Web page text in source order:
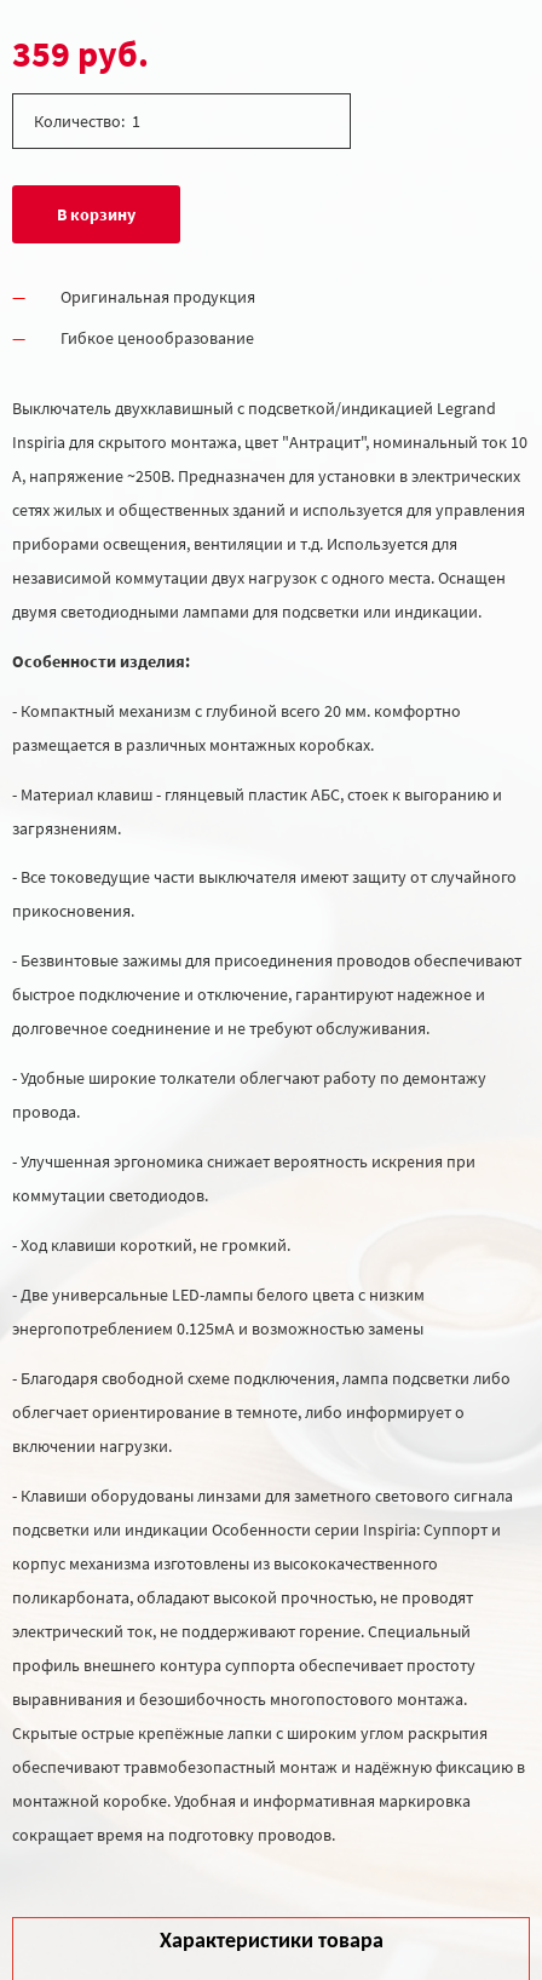
359 руб.
Количество:
В корзину
Оригинальная продукция
Гибкое ценообразование
Выключатель двухклавишный с подсветкой/индикацией Legrand
Inspiria для скрытого монтажа, цвет "Антрацит", номинальный ток 10
А, напряжение ~250В. Предназначен для установки в электрических
сетях жилых и общественных зданий и используется для управления
приборами освещения, вентиляции и т.д. Используется для
независимой коммутации двух нагрузок с одного места. Оснащен
двумя светодиодными лампами для подсветки или индикации.
Особенности изделия:
- Компактный механизм с глубиной всего 20 мм. комфортно
размещается в различных монтажных коробках.
- Материал клавиш - глянцевый пластик АБС, стоек к выгоранию и
загрязнениям.
- Все токоведущие части выключателя имеют защиту от случайного
прикосновения.
- Безвинтовые зажимы для присоединения проводов обеспечивают
быстрое подключение и отключение, гарантируют надежное и
долговечное соеднинение и не требуют обслуживания.
- Удобные широкие толкатели облегчают работу по демонтажу
провода.
- Улучшенная эргономика снижает вероятность искрения при
коммутации светодиодов.
- Ход клавиши короткий, не громкий.
- Две универсальные LED-лампы белого цвета с низким
энергопотреблением 0.125мА и возможностью замены
- Благодаря свободной схеме подключения, лампа подсветки либо
облегчает ориентирование в темноте, либо информирует о
включении нагрузки.
- Клавиши оборудованы линзами для заметного светового сигнала
подсветки или индикации Особенности серии Inspiria: Суппорт и
корпус механизма изготовлены из высококачественного
поликарбоната, обладают высокой прочностью, не проводят
электрический ток, не поддерживают горение. Специальный
профиль внешнего контура суппорта обеспечивает простоту
выравнивания и безошибочность многопостового монтажа.
Скрытые острые крепёжные лапки с широким углом раскрытия
обеспечивают травмобезопастный монтаж и надёжную фиксацию в
монтажной коробке. Удобная и информативная маркировка
сокращает время на подготовку проводов.
Характеристики товара